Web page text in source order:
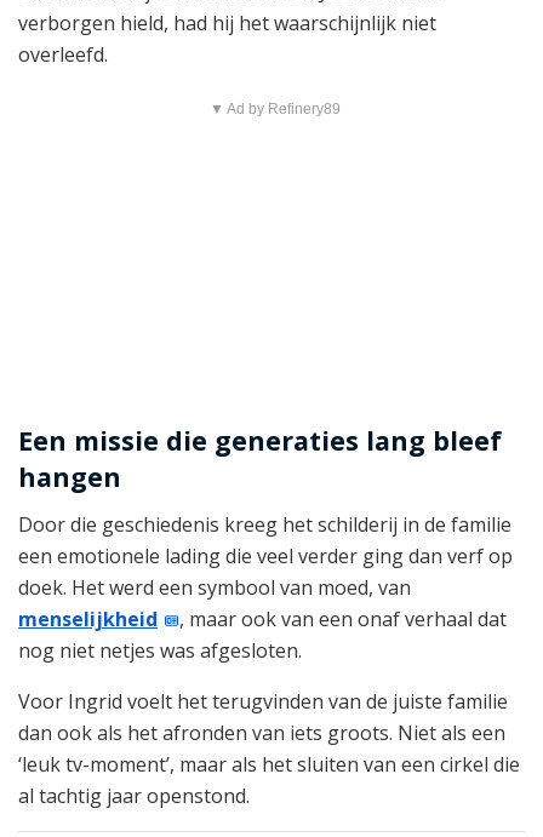
verborgen hield, had hij het waarschijnlijk niet
overleefd.
▼ Ad by Refinery89
Een missie die generaties lang bleef
hangen
Door die geschiedenis kreeg het schilderij in de familie
een emotionele lading die veel verder ging dan verf op
doek. Het werd een symbool van moed, van
menselijkheid
, maar ook van een onaf verhaal dat
nog niet netjes was afgesloten.
Voor Ingrid voelt het terugvinden van de juiste familie
dan ook als het afronden van iets groots. Niet als een
‘leuk tv-moment’, maar als het sluiten van een cirkel die
al tachtig jaar openstond.